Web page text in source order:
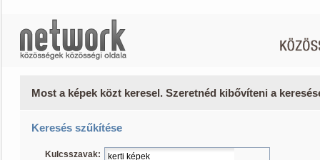
Most a képek közt keresel. Szeretnéd kibővíteni a
Keresés szűkítése
Kulcsszavak: